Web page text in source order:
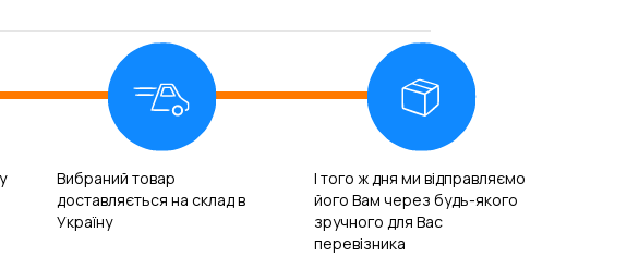
Вибраний товар
доставляється на склад в
Україну
І того ж дня ми відправляємо
його Вам через будь-якого
зручного для Вас
перевізника